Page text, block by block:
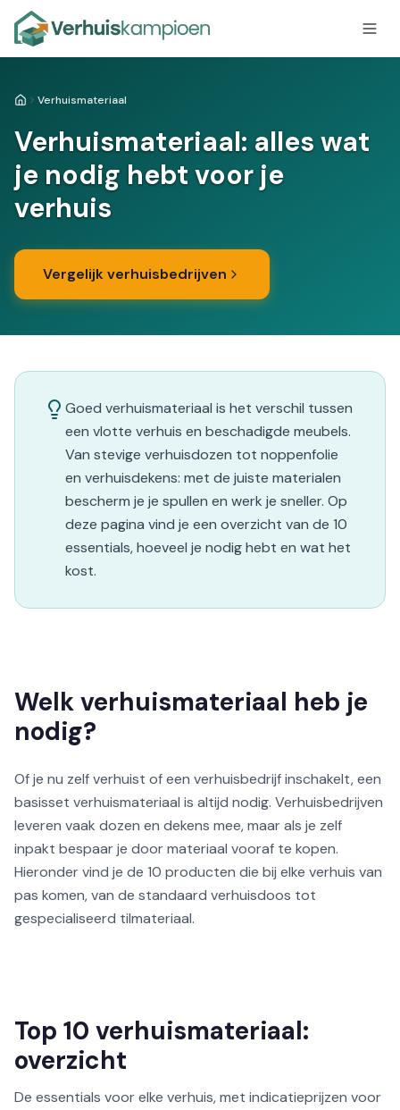
HomeVerhuismateriaal
Verhuismateriaal: alles wat
je nodig hebt voor je
verhuis
Vergelijk verhuisbedrijven
Goed verhuismateriaal is het verschil tussen
een vlotte verhuis en beschadigde meubels.
Van stevige verhuisdozen tot noppenfolie
en verhuisdekens: met de juiste materialen
bescherm je je spullen en werk je sneller. Op
deze pagina vind je een overzicht van de 10
essentials, hoeveel je nodig hebt en wat het
kost.
Welk verhuismateriaal heb je
nodig?
Of je nu zelf verhuist of een verhuisbedrijf inschakelt, een
basisset verhuismateriaal is altijd nodig. Verhuisbedrijven
leveren vaak dozen en dekens mee, maar als je zelf
inpakt bespaar je door materiaal vooraf te kopen.
Hieronder vind je de 10 producten die bij elke verhuis van
pas komen, van de standaard verhuisdoos tot
gespecialiseerd tilmateriaal.
Top 10 verhuismateriaal:
overzicht
De essentials voor elke verhuis, met indicatieprijzen voor